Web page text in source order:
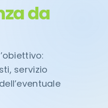
da
servizio